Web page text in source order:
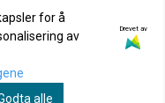
for å
av
Drevet av
alle